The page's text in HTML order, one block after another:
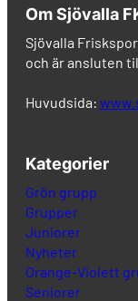
Om Sjövalla
Sjövalla
och är ansluten
Huvudsida:
Kategorier
Grön grupp
Grupper
Juniorer
Nyheter
Orange-Violett
Seniorer